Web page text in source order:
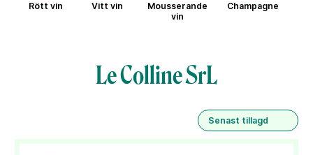
Rött vin Vitt vin
Mousserande
vin
Champagne
Le Colline SrL
Senast tillagd